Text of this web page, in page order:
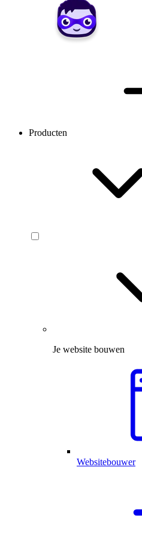
Producten
Je website bouwen
Websitebouwer